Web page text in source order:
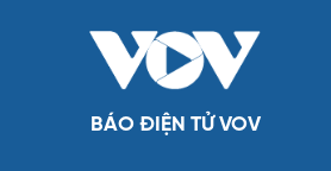
BÁO ĐIỆN TỬ VOV